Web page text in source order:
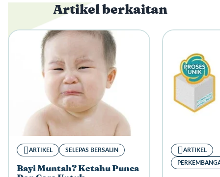
Artikel berkaitan
ARTIKEL SELEPAS BERSALIN
Bayi Muntah? Ketahu Punca
ARTIKEL